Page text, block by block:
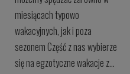
miesiącach typowo
wakacyjnych, jak i poza
sezonem Część z nas wybierze
się na egzotyczne wakacje z...